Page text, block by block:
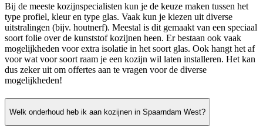
Bij de meeste kozijnspecialisten kun je de keuze maken tussen het
type profiel, kleur en type glas. Vaak kun je kiezen uit diverse
uitstralingen (bijv. houtnerf). Meestal is dit gemaakt van een speciaal
soort folie over de kunststof kozijnen heen. Er bestaan ook vaak
mogelijkheden voor extra isolatie in het soort glas. Ook hangt het af
voor wat voor soort raam je een kozijn wil laten installeren. Het kan
dus zeker uit om offertes aan te vragen voor de diverse
mogelijkheden!
Welk onderhoud heb ik aan kozijnen in Spaarndam West?